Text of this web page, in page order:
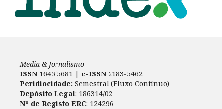
Media & Jornalismo
ISSN 1645‘5681 | e-ISSN2183-5462
Peridiocidade: Semestral (Fluxo Contínuo)
Depósito Legal: 186314/02
Nº de Registo ERC: 124296